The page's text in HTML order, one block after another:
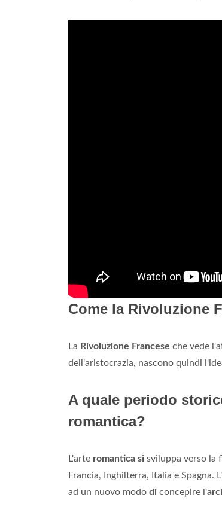
Come la Rivoluzione
La Rivoluzione Francese che vede
dell'aristocrazia, nascono quindi
A quale periodo
romantica?
L'arte romantica si sviluppa verso la
Francia, Inghilterra, Italia e Spagna.
ad un nuovo modo di concepire l'